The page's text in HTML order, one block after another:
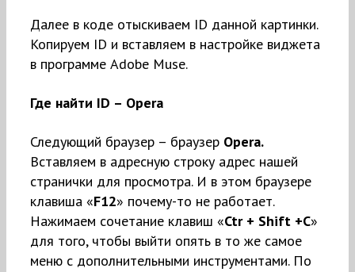
Далее в коде отыскиваем ID данной картинки.
Копируем ID и вставляем в настройке виджета
в программе Adobe Muse.
Где найти ID – Opera
Следующий браузер – браузер Opera.
Вставляем в адресную строку адрес нашей
странички для просмотра. И в этом браузере
клавиша «F12» почему-то не работает.
Нажимаем сочетание клавиш «Ctr + Shift +C»
для того, чтобы выйти опять в то же самое
меню с дополнительными инструментами. По